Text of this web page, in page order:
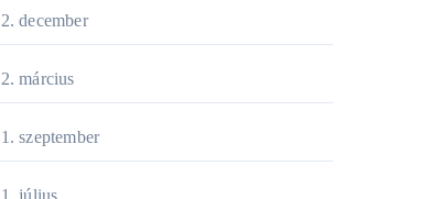
december
március
szeptember
július